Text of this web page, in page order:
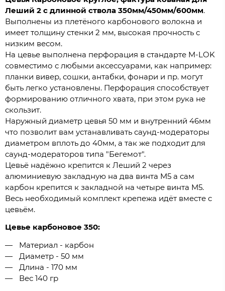
Леший 2 с длинной ствола 350мм/450мм/600мм.
Выполнены из плетёного карбонового волокна и
имеет толщину стенки 2 мм, высокая прочность с
низким весом.
На цевье выполнена перфорация в стандарте M-LOK
совместимо с любыми аксессуарами, как например:
планки вивер, сошки, антабки, фонари и пр. могут
быть легко установлены. Перфорация способствует
формированию отличного хвата, при этом рука не
скользит.
Наружный диаметр цевья 50 мм и внутренний 46мм
что позволит вам устанавливать саунд-модераторы
диаметром вплоть до 40мм, а так же подходит для
саунд-модераторов типа "Бегемот".
Цевьё надёжно крепится к Леший 2 через
алюминиевую закладную на два винта M5 а сам
карбон крепится к закладной на четыре винта M5.
Весь необходимый комплект крепежа идёт вместе с
цевьём.
Цевье карбоновое 350:
Материал - карбон
Диаметр - 50 мм
Длина - 170 мм
Вес 140 гр